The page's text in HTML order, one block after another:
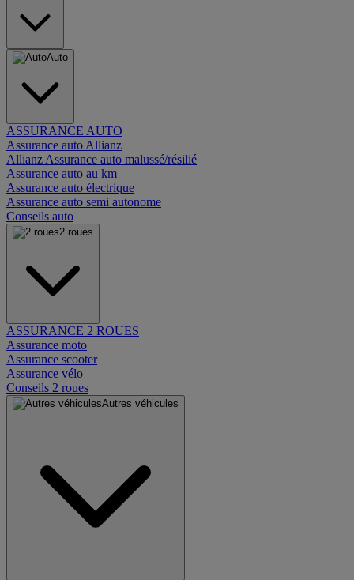
Auto
ASSURANCE AUTO
Assurance auto Allianz
Allianz Assurance auto malussé/résilié
Assurance auto au km
Assurance auto électrique
Assurance auto semi autonome
Conseils auto
2 roues
ASSURANCE 2 ROUES
Assurance moto
Assurance scooter
Assurance vélo
Conseils 2 roues
Autres véhicules